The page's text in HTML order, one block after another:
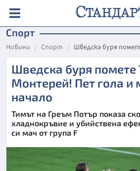
Спорт
Новини Спорт Шведска буря
Шведска буря помете
Монтерей! Пет гола
начало
Тимът на Греъм Потър показа
хладнокръвие и убийствена
си мач от група F